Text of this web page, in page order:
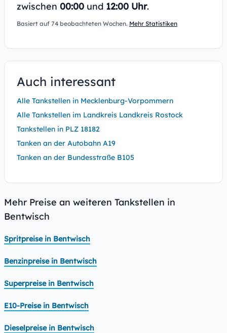
zwischen 00:00 und 12:00 Uhr.
Basiert auf 74 beobachteten Wochen. Mehr Statistiken
Auch interessant
Alle Tankstellen in Mecklenburg-Vorpommern
Alle Tankstellen im Landkreis Landkreis Rostock
Tankstellen in PLZ 18182
Tanken an der Autobahn A19
Tanken an der Bundesstraße B105
Mehr Preise an weiteren Tankstellen in
Bentwisch
Spritpreise in Bentwisch
Benzinpreise in Bentwisch
Superpreise in Bentwisch
E10-Preise in Bentwisch
Dieselpreise in Bentwisch